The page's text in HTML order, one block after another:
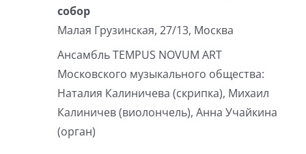
собор
Малая Грузинская, 27/13, Москва
Ансамбль TEMPUS NOVUM ART
Московского музыкального общества:
Наталия Калиничева (скрипка), Михаил
Калиничев (виолончель), Анна Учайкина
(орган)